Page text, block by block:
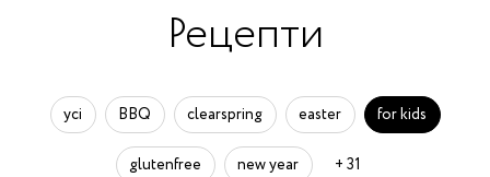
Рецепти
усі BBQ clearspring easter for kids
glutenfree new year + 31